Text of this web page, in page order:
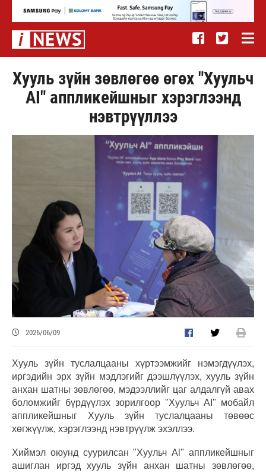
Хууль зүйн зөвлөгөө өгөх "Хуульч
АІ" аппликейшныг хэрэглээнд
нэвтрүүллээ
2026/06/09
Хууль зүйн туслалцааны хүртээмжийг нэмэгдүүлэх,
иргэдийн эрх зүйн мэдлэгийг дээшлүүлэх, хууль зүйн
анхан шатны зөвлөгөө, мэдээллийг цаг алдалгүй авах
боломжийг бүрдүүлэх зорилгоор "Хуульч АІ" мобайл
аппликейшныг Хууль зүйн туслалцааны төвөөс
хөгжүүлж, хэрэглээнд нэвтрүүлж эхэллээ.
Хиймэл оюунд суурилсан "Хуульч Аl" аппликейшныг
ашиглан иргэд хууль зүйн анхан шатны зөвлөгөө,